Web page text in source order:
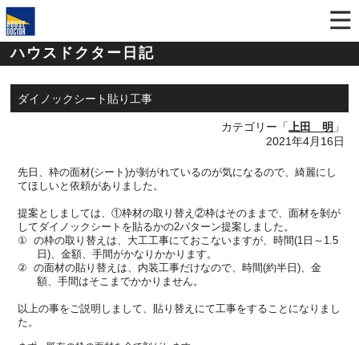
ハウスドクター日記
ダイノックシート貼り工事
カテゴリー「 上田 明 」
2021年4月16日
先日、枠の面材(シート )が剝がれているのが気になるので、綺麗にし
てほしいと 依頼がありました。
提案としましては、①枠材の取り替え②枠はそのままで、面材を剝が
してダイノックシートを貼るかの2パターン提案しました。
① の枠の取り替えは、大工工事にておこないますが、時間(1 日～ 1.5
日 )、金額、手間がかなりかかります。
② の面材の貼り替えは、内装工事だけなので、時間(約半日 )、金
額、手間はそこまでかかりません。
以上の事をご説明しまして、貼り替えにて工事をすることになりまし
た。